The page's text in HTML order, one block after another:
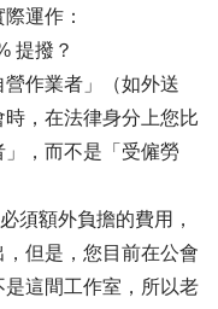
運作：
提撥？
作業者」（如外送
，在法律身分上您比
，而不是「受僱勞
須額外負擔的費用，
但是，您目前在公會
這間工作室，所以老